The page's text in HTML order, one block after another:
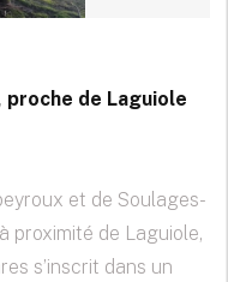
de Laguiole
et de Soulages-
proximité de Laguiole,
s’inscrit dans un